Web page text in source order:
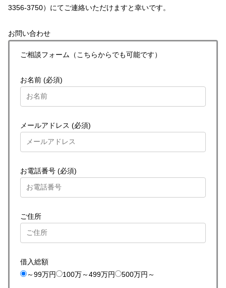
3356-3750）にてご連絡いただけますと幸いです。
お問い合わせ
ご相談フォーム（こちらからでも可能です）
お名前 (必須)
メールアドレス (必須)
お電話番号 (必須)
ご住所
借入総額
～99万円
100万～499万円 500万円～